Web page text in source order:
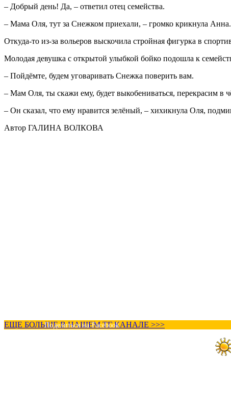
– Добрый день! Да, – ответил отец семейства.
– Мама Оля, тут за Снежком приехали, – громко крикнула Анна.
Откуда-то из-за вольеров выскочила стройная фигурка в
Молодая девушка с открытой улыбкой бойко подошла к
– Пойдёмте, будем уговаривать Снежка поверить вам.
– Мам Оля, ты скажи ему, будет выкобениваться, перекрасим в
– Он сказал, что ему нравится зелёный, – хихикнула Оля,
Автор ГАЛИНА ВОЛКОВА
ЕЩЕ БОЛЬШЕ В НАШЕМ ТГ КАНАЛЕ >>>